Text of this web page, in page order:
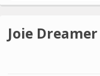
Joie Dreamer